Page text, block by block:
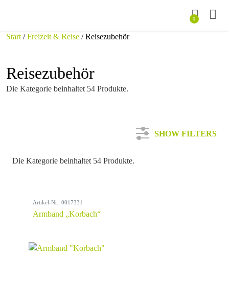
0
Start /Freizeit & Reise / Reisezubehör
Reisezubehör
Die Kategorie beinhaltet 54 Produkte.
SHOW FILTERS
Farbe
Die Kategorie beinhaltet 54 Produkte.
Artikel-Nr.: 0017331
Armband „Korbach“